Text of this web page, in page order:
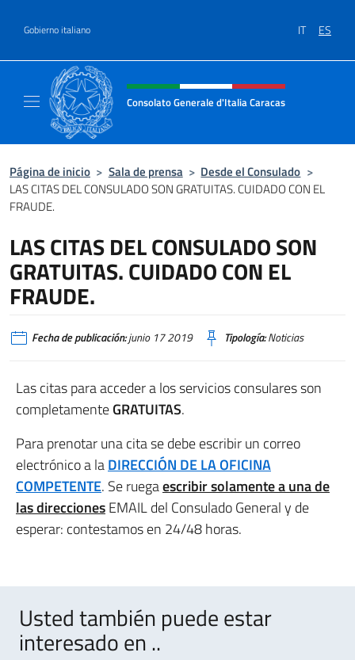
Gobierno italiano IT ES
Encabezado del sitio web,
Consolato Generale d'Italia Caracas
Página de inicio > Sala de prensa > Desde el Consulado >
LAS CITAS DEL CONSULADO SON GRATUITAS. CUIDADO CON EL
FRAUDE.
LAS CITAS DEL CONSULADO SON
GRATUITAS. CUIDADO CON EL
FRAUDE.
Fecha de publicación:junio 17 2019 Tipología:Noticias
Las citas para acceder a los servicios consulares son
completamenteGRATUITAS.
Para prenotar una cita se debe escribir un correo
electrónico a laDIRECCIÓN DE LA OFICINA
COMPETENTE. Se ruegaescribir solamente a una de
las direccionesEMAIL del Consulado General y de
esperar: contestamos en 24/48 horas.
Usted también puede estar
interesado en ..